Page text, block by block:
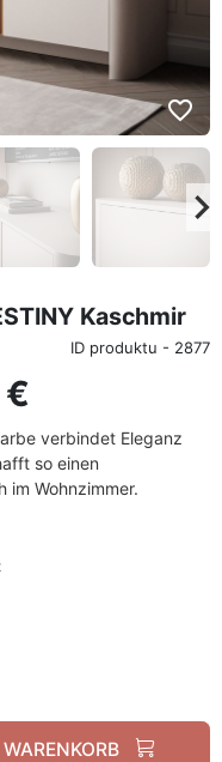
favorite_border
Kaschmir
ID produktu - 2877
verbindet Eleganz
so einen
im Wohnzimmer.